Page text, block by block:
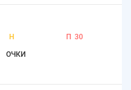
Н П 30
ОЧКИ